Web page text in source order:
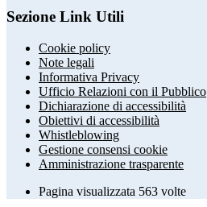
Sezione Link Utili
Cookie policy
Note legali
Informativa Privacy
Ufficio Relazioni con il Pubblico
Dichiarazione di accessibilità
Obiettivi di accessibilità
Whistleblowing
Gestione consensi cookie
Amministrazione trasparente
Pagina visualizzata 563 volte